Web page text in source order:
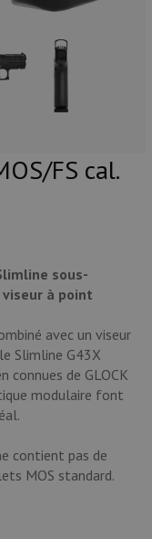
FS cal.
sous-
viseur à point
avec un viseur
Slimline G43X
connues de GLOCK
modulaire font
contient pas de
MOS standard.